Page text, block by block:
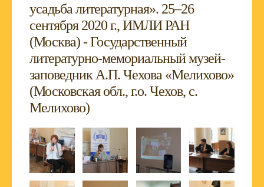
усадьба литературная». 25–26
сентября 2020 г., ИМЛИ РАН
(Москва) - Государственный
литературно-мемориальный музей-
заповедник А.П. Чехова «Мелихово»
(Московская обл., г.о. Чехов, с.
Мелихово)